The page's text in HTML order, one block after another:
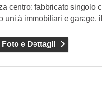
centro: fabbricato singolo
unità immobiliari e garage. il
Foto e Dettagli